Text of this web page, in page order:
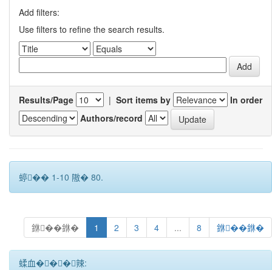
Add filters:
Use filters to refine the search results.
Results/Page | Sort items by
In order
Authors/record
蝏�� 1-10 隞� 80.
銝��銝� 1 2 3 4 ... 8 銝��銝�
蝚血���辣: